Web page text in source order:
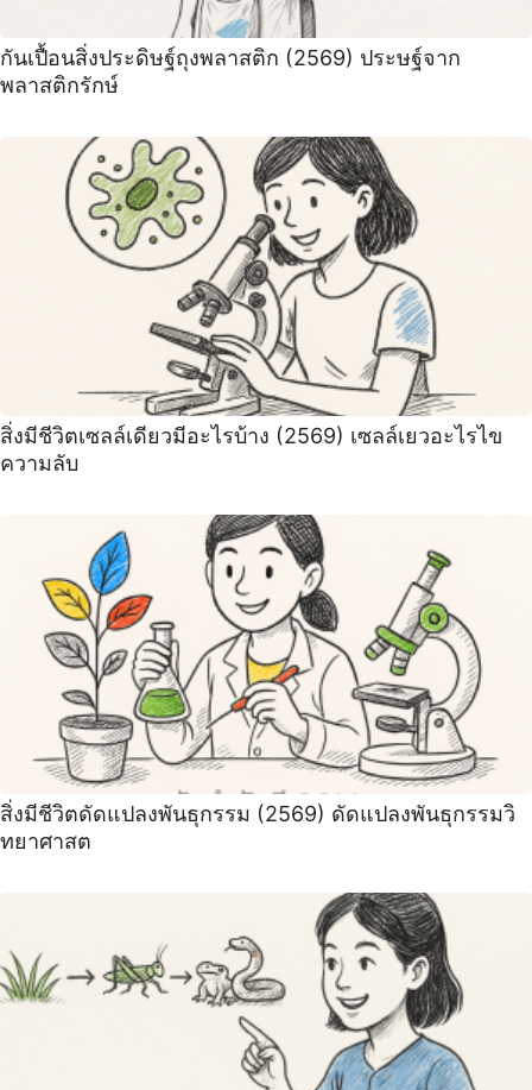
กันเปื้อนสิ่งประดิษฐ์ถุงพลาสติก (2569) ประษฐ์จาก
พลาสติกรักษ์
สิ่งมีชีวิตเซลล์เดียวมีอะไรบ้าง (2569) เซลล์เยวอะไรไข
ความลับ
สิ่งมีชีวิตดัดแปลงพันธุกรรม (2569) ดัดแปลงพันธุกรรมวิ
ทยาศาสต